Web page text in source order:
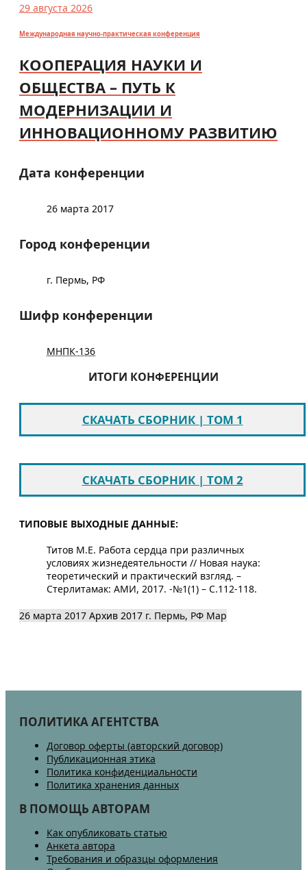
29 августа 2026
Международная научно-практическая конференция
КООПЕРАЦИЯ НАУКИ И
ОБЩЕСТВА – ПУТЬ К
МОДЕРНИЗАЦИИ И
ИННОВАЦИОННОМУ РАЗВИТИЮ
Дата конференции
26 марта 2017
Город конференции
г. Пермь, РФ
Шифр конференции
МНПК-136
ИТОГИ КОНФЕРЕНЦИИ
СКАЧАТЬ СБОРНИК | ТОМ 1
СКАЧАТЬ СБОРНИК | ТОМ 2
ТИПОВЫЕ ВЫХОДНЫЕ ДАННЫЕ:
Титов М.Е. Работа сердца при различных
условиях жизнедеятельности // Новая наука:
теоретический и практический взгляд. –
Стерлитамак: АМИ, 2017. -№1(1) – С.112-118.
26 марта 2017 Архив 2017 г. Пермь, РФ Map
ПОЛИТИКА АГЕНТСТВА
Договор оферты (авторский договор)
Публикационная этика
Политика конфиденциальности
Политика хранения данных
В ПОМОЩЬ АВТОРАМ
Как опубликовать статью
Анкета автора
Требования и образцы оформления